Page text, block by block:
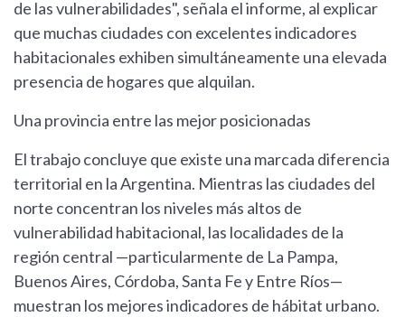
de las vulnerabilidades", señala el informe, al explicar
que muchas ciudades con excelentes indicadores
habitacionales exhiben simultáneamente una elevada
presencia de hogares que alquilan.
Una provincia entre las mejor posicionadas
El trabajo concluye que existe una marcada diferencia
territorial en la Argentina. Mientras las ciudades del
norte concentran los niveles más altos de
vulnerabilidad habitacional, las localidades de la
región central —particularmente de La Pampa,
Buenos Aires, Córdoba, Santa Fe y Entre Ríos—
muestran los mejores indicadores de hábitat urbano.